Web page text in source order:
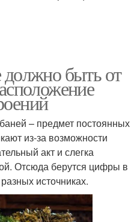
должно быть от
– предмет постоянных
из-за возможности
акт и слегка
Отсюда берутся цифры в
источниках.